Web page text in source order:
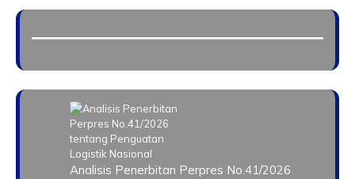
Analisis Penerbitan Perpres No.41/2026